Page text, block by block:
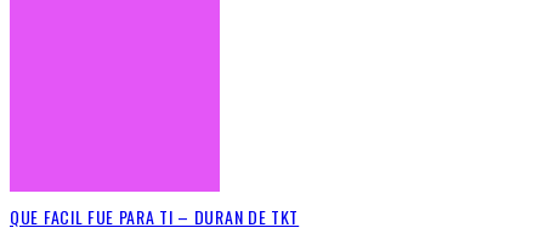
QUE FACIL FUE PARA TI – DURAN DE TKT